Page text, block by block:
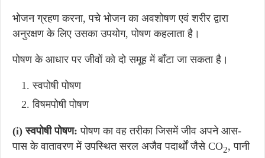
भोजन ग्रहण करना, पचे भोजन का अवशोषण एवं शरीर द्वारा
अनुरक्षण के लिए उसका उपयोग, पोषण कहलाता है।
पोषण के आधार पर जीवों को दो समूह में बाँटा जा सकता है।
स्वपोषी पोषण
विषमपोषी पोषण
(i) स्वपोषी पोषण: पोषण का वह तरीका जिसमें जीव अपने आस-
पास के वातावरण में उपस्थित सरल अजैव पदार्थों जैसे CO2, पानी